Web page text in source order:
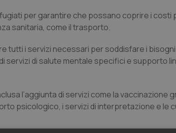
per garantire che possano coprire i costi
sanitaria, come il trasporto.
tutti i servizi necessari per soddisfare i
servizi di salute mentale specifici e supporto
l’aggiunta di servizi come la vaccinazione
psicologico, i servizi di interpretazione e le